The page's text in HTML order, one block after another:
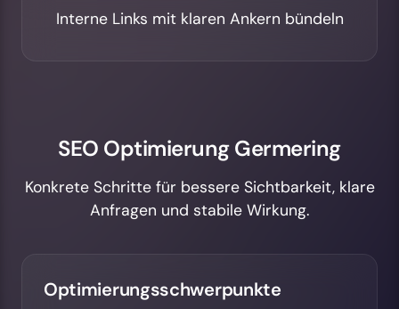
Interne Links mit klaren Ankern bündeln
SEO Optimierung Germering
Konkrete Schritte für bessere Sichtbarkeit, klare
Anfragen und stabile Wirkung.
Optimierungsschwerpunkte